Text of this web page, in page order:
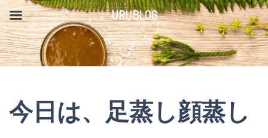
コ
ン
テ
ン
へ今日は、足蒸し顔蒸し
URUBLOG